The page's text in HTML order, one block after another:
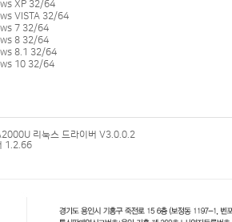
XP 32/64
VISTA 32/64
7 32/64
8 32/64
8.1 32/64
10 32/64
리눅스 드라이버 V3.0.0.2
1.2.66